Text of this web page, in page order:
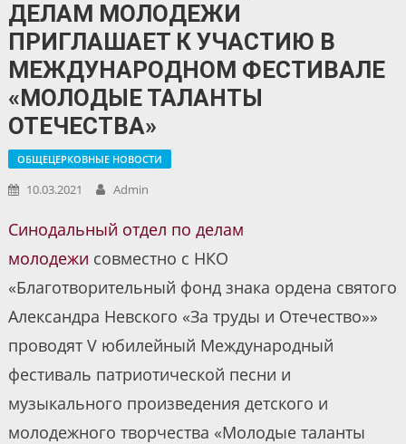
ДЕЛАМ МОЛОДЕЖИ
ПРИГЛАШАЕТ К УЧАСТИЮ В
МЕЖДУНАРОДНОМ ФЕСТИВАЛЕ
«МОЛОДЫЕ ТАЛАНТЫ
ОТЕЧЕСТВА»
ОБЩЕЦЕРКОВНЫЕ НОВОСТИ
10.03.2021 Admin
Синодальный отдел по делам
молодежи совместно с НКО
«Благотворительный фонд знака ордена святого
Александра Невского «За труды и Отечество»»
проводят V юбилейный Международный
фестиваль патриотической песни и
музыкального произведения детского и
молодежного творчества «Молодые таланты